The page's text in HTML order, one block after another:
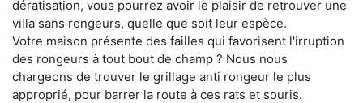
dératisation, vous pourrez avoir le plaisir de retrouver une
villa sans rongeurs, quelle que soit leur espèce.
Votre maison présente des failles qui favorisent l'irruption
des rongeurs à tout bout de champ ? Nous nous
chargeons de trouver le grillage anti rongeur le plus
approprié, pour barrer la route à ces rats et souris.